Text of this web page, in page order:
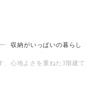
ー
収納がいっぱいの暮らし
、心地よさを重ねた3階建て